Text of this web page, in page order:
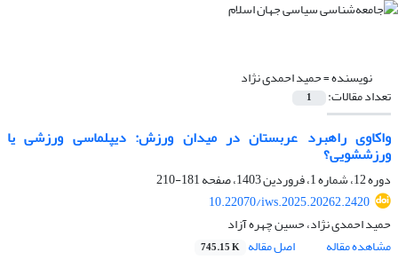
نویسنده =حمید احمدی نژاد
تعداد مقالات: 1
واکاوی راهبرد عربستان در میدان ورزش: دیپلماسی ورزشی یا
ورزش‏شویی؟
دوره 12، شماره 1، فروردین 1403، صفحه
181-210
10.22070/iws.2025.20262.2420
حمید احمدی نژاد، حسین چهره آزاد
مشاهده مقاله
اصل مقاله 745.15 K